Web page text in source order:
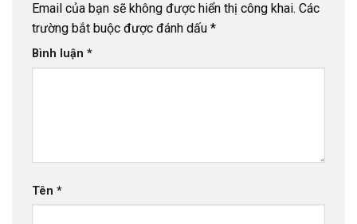
Email của bạn sẽ không được hiển thị công khai. Các
trường bắt buộc được đánh dấu *
Bình luận *
Tên *